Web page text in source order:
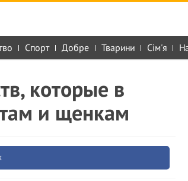
Спорт Добре Тварини Сім'я
которые в
и щенкам